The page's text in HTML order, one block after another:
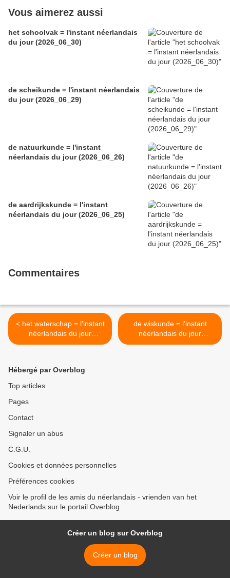
Vous aimerez aussi
het schoolvak = l'instant néerlandais
du jour (2026_06_30)
de scheikunde = l'instant néerlandais
du jour (2026_06_29)
de natuurkunde = l'instant
néerlandais du jour (2026_06_26)
de aardrijkskunde = l'instant
néerlandais du jour (2026_06_25)
Commentaires
< het waterschap = l'instant
néerlandais du jour
(2025_02_27)
de wiskunde = l'instant
néerlandais du jour
(2026_03_03) >
Hébergé par Overblog
Top articles
Pages
Contact
Signaler un abus
C.G.U.
Cookies et données personnelles
Préférences cookies
Voir le profil de les amis du néerlandais - vrienden van het
Nederlands sur le portail Overblog
Créer un blog sur Overblog
Créer un blog